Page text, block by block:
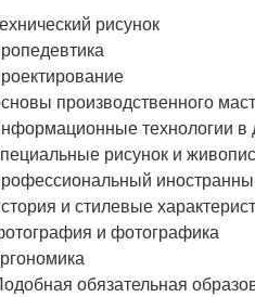
рисунок
производственного
технологии в
рисунок и
и стилевые
и фотографика
обязательная